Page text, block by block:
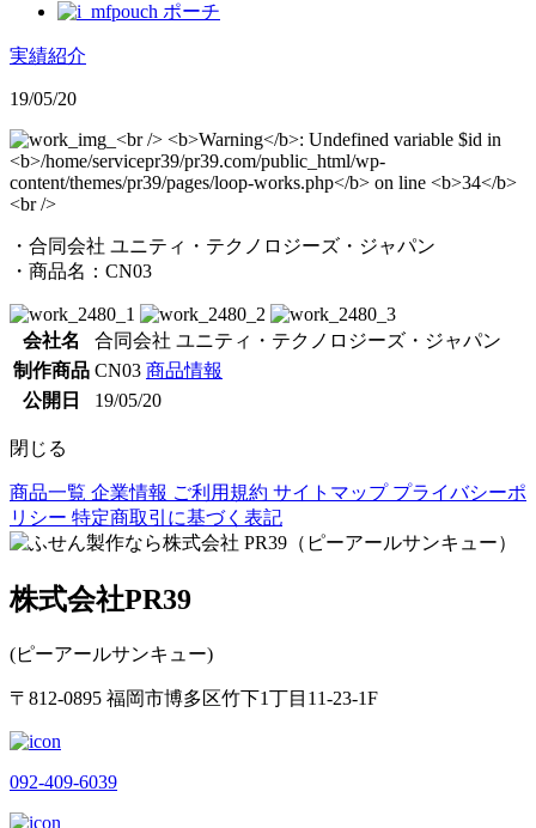
ポーチ
実績紹介
19/05/20
・合同会社 ユニティ・テクノロジーズ・ジャパン
・商品名：CN03
会社名
合同会社 ユニティ・テクノロジーズ・ジャパン
制作商品 CN03 商品情報
公開日
19/05/20
閉じる
商品一覧 企業情報 ご利用規約 サイトマップ プライバシーポ
リシー 特定商取引に基づく表記
株式会社PR39
(ピーアールサンキュー)
〒812-0895 福岡市博多区竹下1丁目11-23-1F
092-409-6039